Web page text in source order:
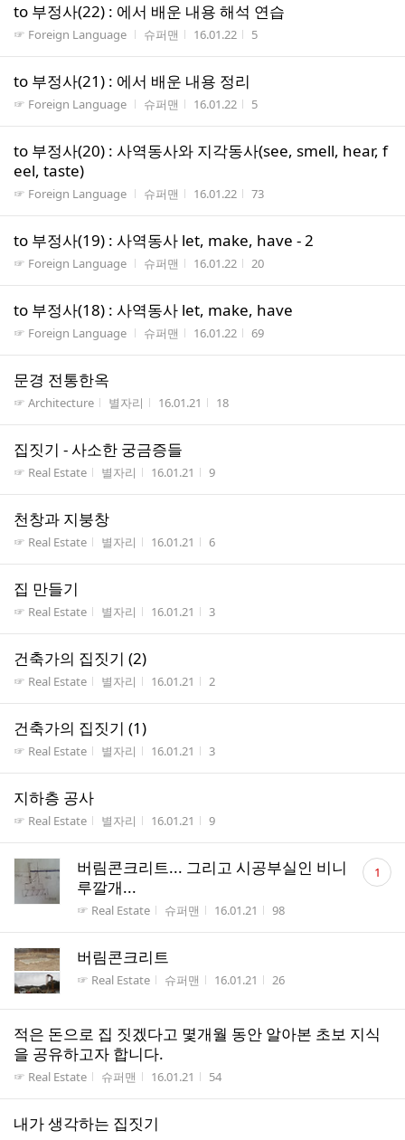
to 부정사(22) : 에서 배운 내용 해석 연습
게시판명
☞ Foreign Language 작성자
슈퍼맨 작성시간
16.01.22 조회수
5
to 부정사(21) : 에서 배운 내용 정리
게시판명
☞ Foreign Language 작성자
슈퍼맨 작성시간
16.01.22 조회수
5
to 부정사(20) : 사역동사와 지각동사(see, smell, hear, f
eel, taste)
게시판명
☞ Foreign Language 작성자
슈퍼맨 작성시간
16.01.22 조회수
73
to 부정사(19) : 사역동사 let, make, have - 2
게시판명
☞ Foreign Language 작성자
슈퍼맨 작성시간
16.01.22 조회수
20
to 부정사(18) : 사역동사 let, make, have
게시판명
☞ Foreign Language 작성자
슈퍼맨 작성시간
16.01.22 조회수
69
문경 전통한옥
게시판명
☞ Architecture 작성자
별자리 작성시간
16.01.21 조회수
18
집짓기 - 사소한 궁금증들
게시판명
☞ Real Estate 작성자
별자리 작성시간
16.01.21 조회수
9
천창과 지붕창
게시판명
☞ Real Estate 작성자
별자리 작성시간
16.01.21 조회수
6
집 만들기
게시판명
☞ Real Estate 작성자
별자리 작성시간
16.01.21 조회수
3
건축가의 집짓기 (2)
게시판명
☞ Real Estate 작성자
별자리 작성시간
16.01.21 조회수
2
건축가의 집짓기 (1)
게시판명
☞ Real Estate 작성자
별자리 작성시간
16.01.21 조회수
3
지하층 공사
게시판명
☞ Real Estate 작성자
별자리 작성시간
16.01.21 조회수
9
버림콘크리트... 그리고 시공부실인 비니
루깔개...
게시판명
☞ Real Estate 작성자
슈퍼맨 작성시간
16.01.21 조회수
98
댓
글 1
버림콘크리트
게시판명
☞ Real Estate 작성자
슈퍼맨 작성시간
16.01.21 조회수
26
적은 돈으로 집 짓겠다고 몇개월 동안 알아본 초보 지식
을 공유하고자 합니다.
게시판명
☞ Real Estate 작성자
슈퍼맨 작성시간
16.01.21 조회수
54
내가 생각하는 집짓기